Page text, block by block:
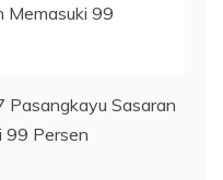
Memasuki 99